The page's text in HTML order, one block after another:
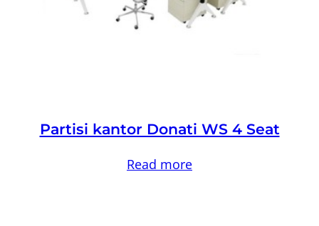
Partisi kantor Donati WS 4 Seat
Read more